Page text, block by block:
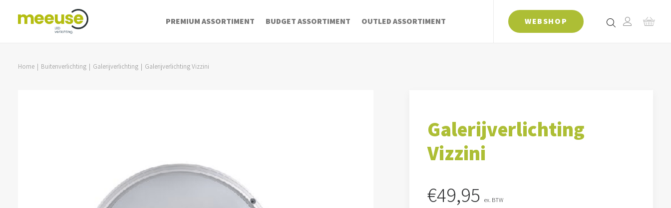
PREMIUM ASSORTIMENT BUDGET ASSORTIMENT OUTLED ASSORTIMENT WEBSHOP
Home Buitenverlichting Galerijverlichting Galerijverlichting Vizzini
Galerijverlichting
Vizzini
€49,95 ex. BTW